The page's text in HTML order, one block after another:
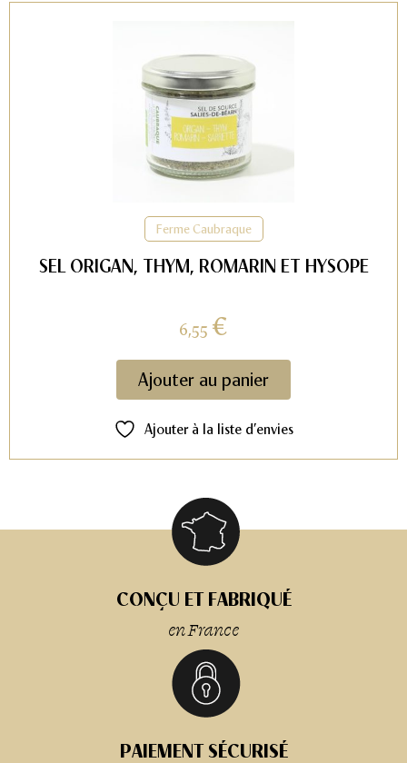
Ferme Caubraque
SEL ORIGAN, THYM, ROMARIN ET HYSOPE
6,55 €
Ajouter au panier
Ajouter à la liste d’envies
CONÇU ET FABRIQUÉ
en France
PAIEMENT SÉCURISÉ